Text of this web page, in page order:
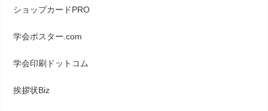
ショップカードPRO
学会ポスター.com
学会印刷ドットコム
挨拶状Biz